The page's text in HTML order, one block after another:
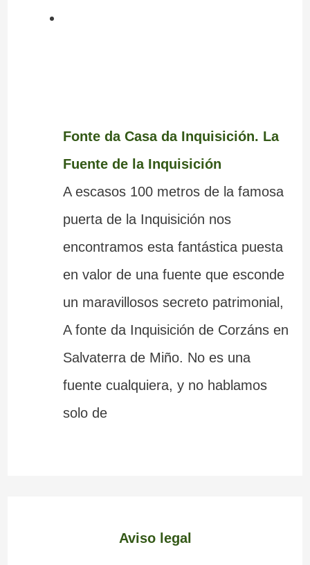
Fonte da Casa da Inquisición. La
Fuente de la Inquisición
A escasos 100 metros de la famosa
puerta de la Inquisición nos
encontramos esta fantástica puesta
en valor de una fuente que esconde
un maravillosos secreto patrimonial,
A fonte da Inquisición de Corzáns en
Salvaterra de Miño. No es una
fuente cualquiera, y no hablamos
solo de
Aviso legal